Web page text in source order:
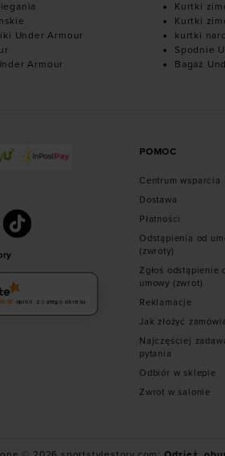
Under Armour
Armour
Kurtki
Kurtki
kurtki
Spodnie
Bagaż
6036 opinii z całego okresu
POMOC
Centrum wsparcia
Dostawa
Płatności
Odstąpienia od
(zwroty)
Zgłoś odstąpienie
umowy (zwrot)
Reklamacje
Jak złożyć
Najczęściej
pytania
Odbiór w sklepie
Zwrot w salonie